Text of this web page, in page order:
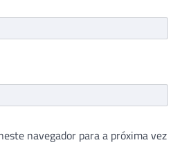
navegador para a próxima vez